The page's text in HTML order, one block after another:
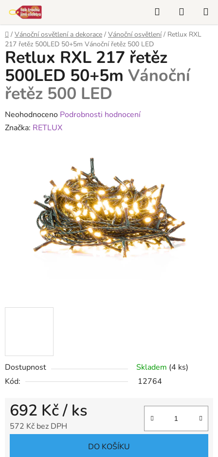
obsah
Hledat
KOŠÍK
Domů
/ Vánoční osvětlení a dekorace / Vánoční osvětlení / Retlux RXL
217 řetěz 500LED 50+5m Vánoční řetěz 500 LED
Dostupnost Skladem (4 ks)
Kód:
12764
692 Kč/ ks
572 Kč bez DPH
DO KOŠÍKU
Retlux RXL 217 řetěz
500LED 50+5m Vánoční
řetěz 500 LED
Průměrné
hodnocení
hvězdiček.
Neohodnoceno Podrobnosti hodnocení
Značka: RETLUX